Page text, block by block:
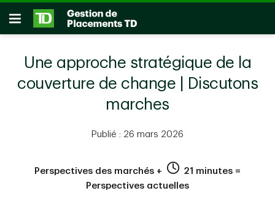
Passer au contenu principal
Ouvrir
Une approche stratégique de la
couverture de change | Discutons
marches
Publié : 26 mars 2026
Perspectives des marchés +
21 minutes =
Perspectives actuelles